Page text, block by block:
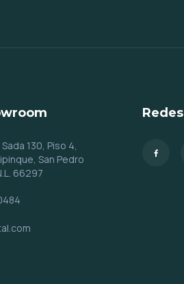
130, Piso 4,
San Pedro
66297
Redes